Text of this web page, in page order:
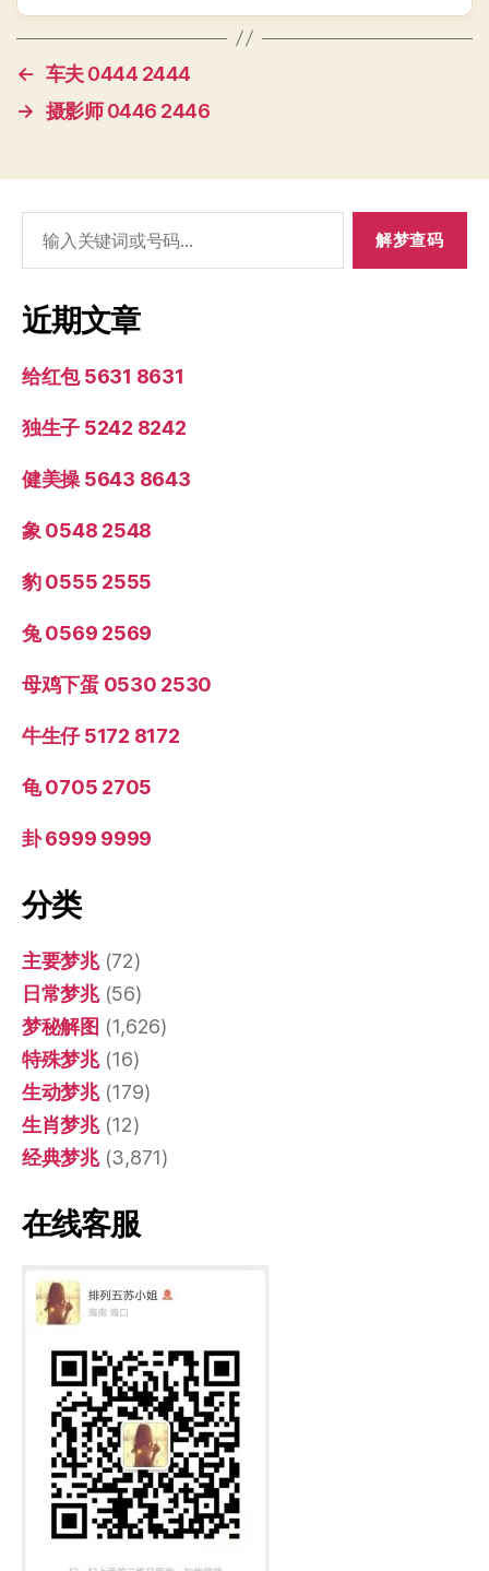
← 车夫 0444 2444
→ 摄影师 0446 2446
索：
近期文章
给红包 5631 8631
独生子 5242 8242
健美操 5643 8643
象 0548 2548
豹 0555 2555
兔 0569 2569
母鸡下蛋 0530 2530
牛生仔 5172 8172
龟 0705 2705
卦 6999 9999
分类
主要梦兆(72)
日常梦兆(56)
梦秘解图 (1,626)
特殊梦兆(16)
生动梦兆(179)
生肖梦兆(12)
经典梦兆(3,871)
在线客服